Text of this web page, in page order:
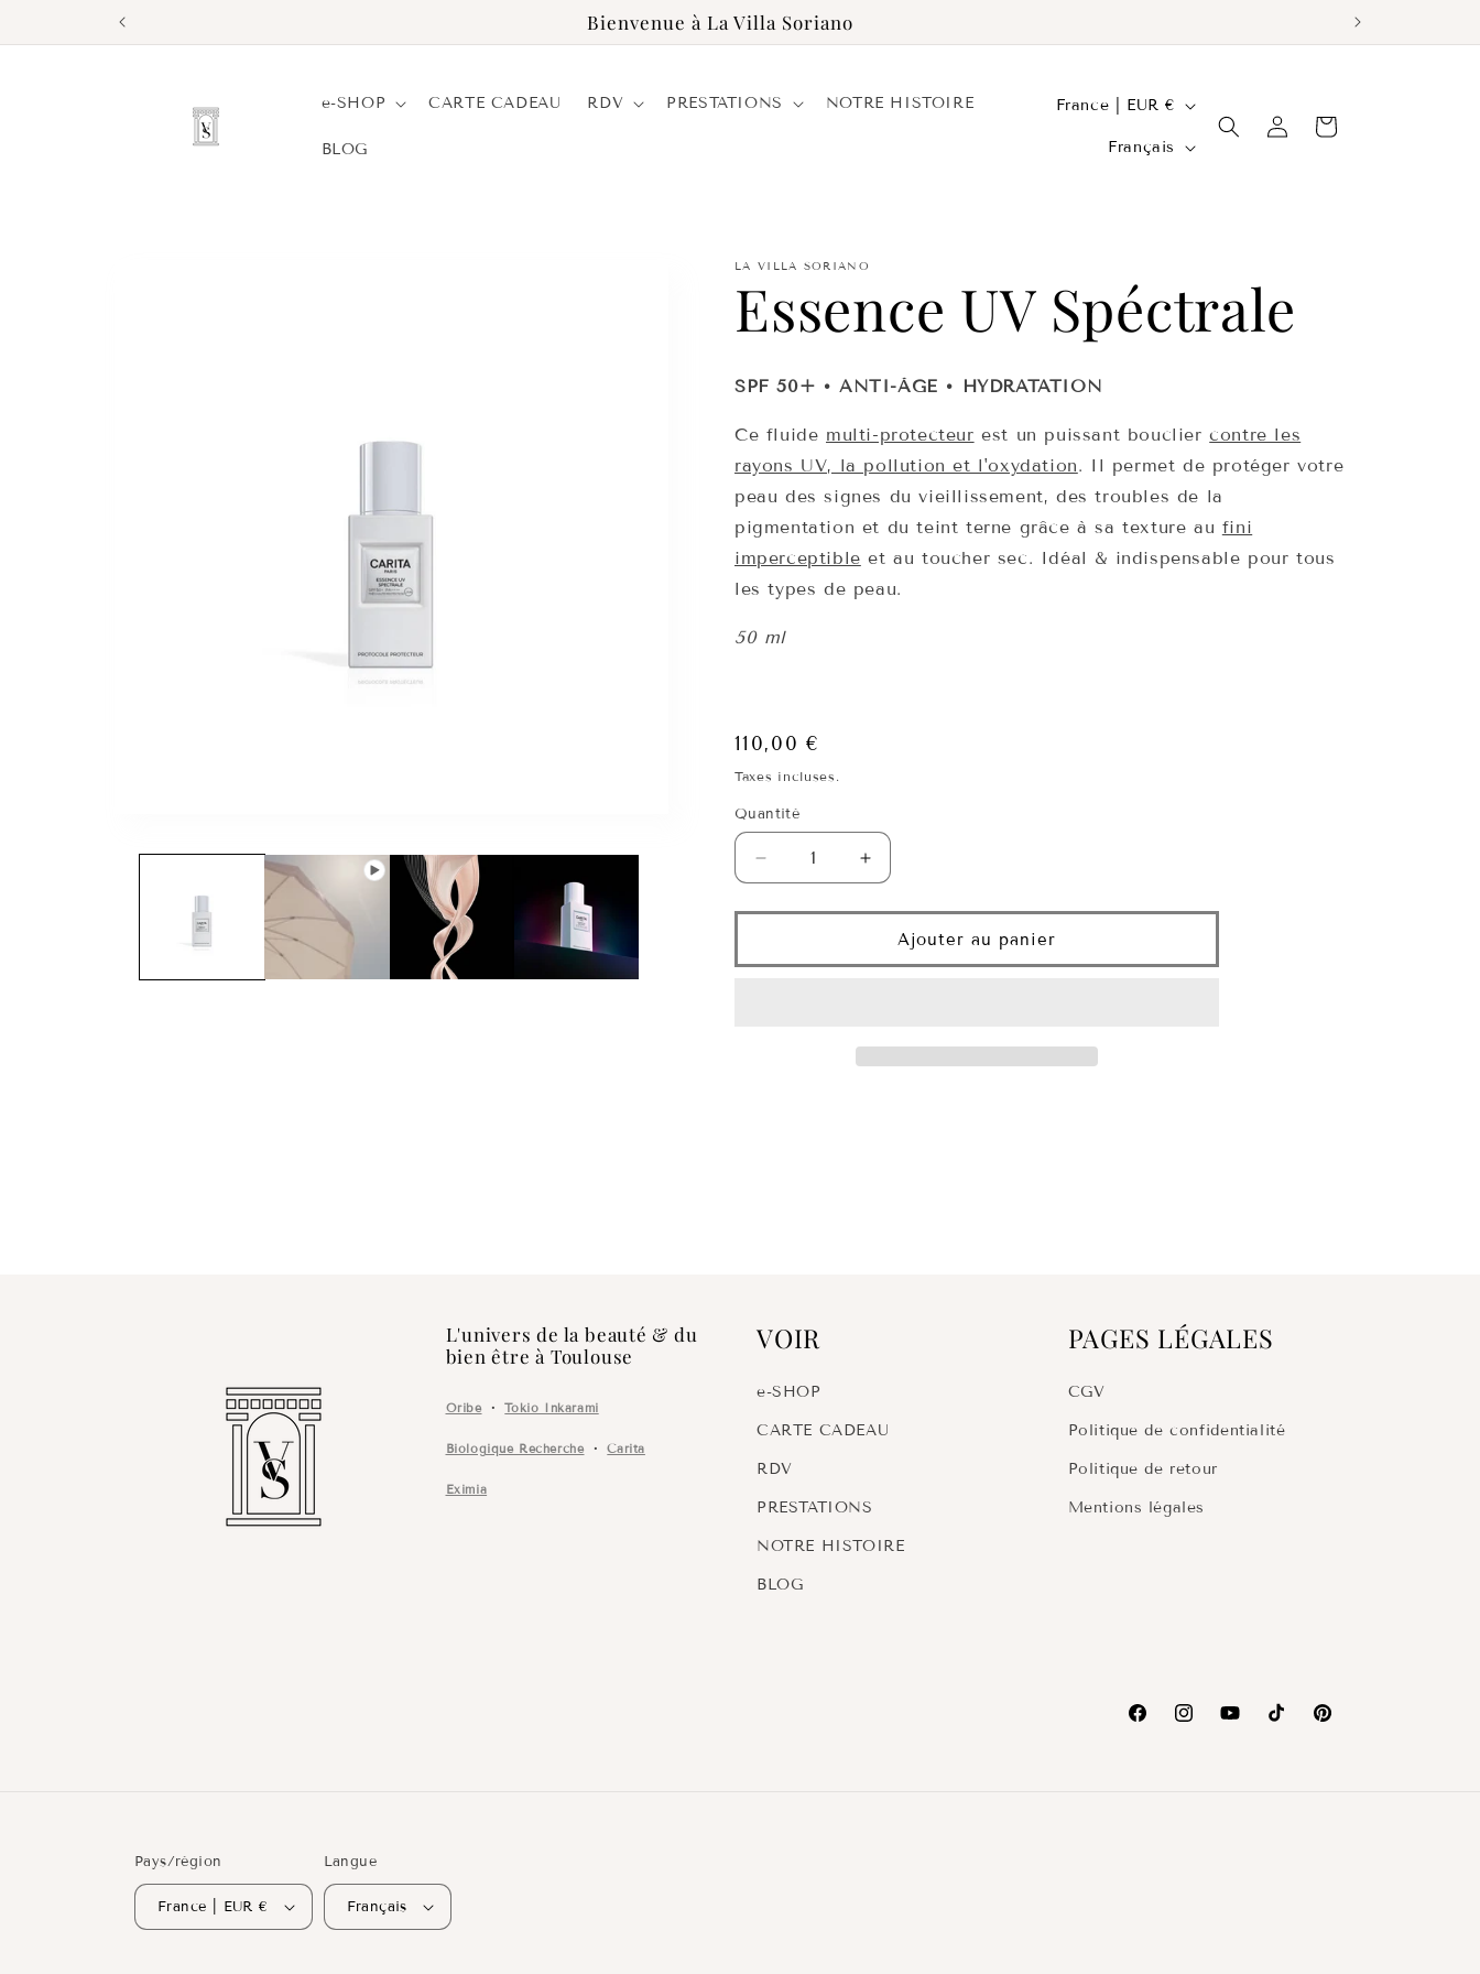
au
Bienvenue à La Villa Soriano
e-SHOP CARTE CADEAU RDV PRESTATIONS NOTRE HISTOIRE
BLOG
P
r
g
i
o
n
France | EUR €
L
u
e
Français
ConnexionPanier
LA VILLA SORIANO
Essence UV Spéctrale
SPF 50+ • ANTI-ÂGE • HYDRATATION
Ce fluide multi-protecteur est un puissant boucliercontre les
rayons UV, la pollution et l'oxydation. Il permet de protéger votre
peau des signes du vieillissement, des troubles de la
pigmentation et du teint terne grâce à sa texture au fini
imperceptible et au toucher sec. Idéal & indispensable pour tous
les types de peau.
50 ml
Prix
habituel
110,00 €
Taxes incluses.
Quantité
Quantité
Réduire
la
quantité
Essence
Augmenter
la
quantité
Essence
Ajouter au panier
L'univers de la beauté & du
bien être à Toulouse
Oribe ・Tokio Inkarami
Biologique Recherche ・Carita
Eximia
VOIR
e-SHOP
CARTE CADEAU
RDV
PRESTATIONS
NOTRE HISTOIRE
BLOG
PAGES LÉGALES
CGV
Politique de confidentialité
Politique de retour
Mentions légales
FacebookInstagramYouTubeTikTokPinterest
Pays/région
France | EUR €
Langue
Français